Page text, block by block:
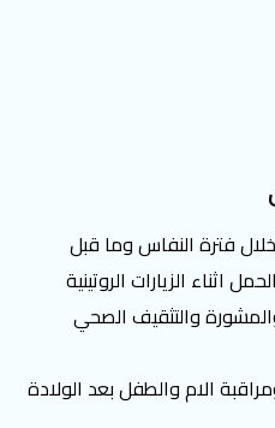
فترة النفاس وما قبل
اثناء الزيارات الروتينية
والتثقيف الصحي
الام والطفل بعد الولادة